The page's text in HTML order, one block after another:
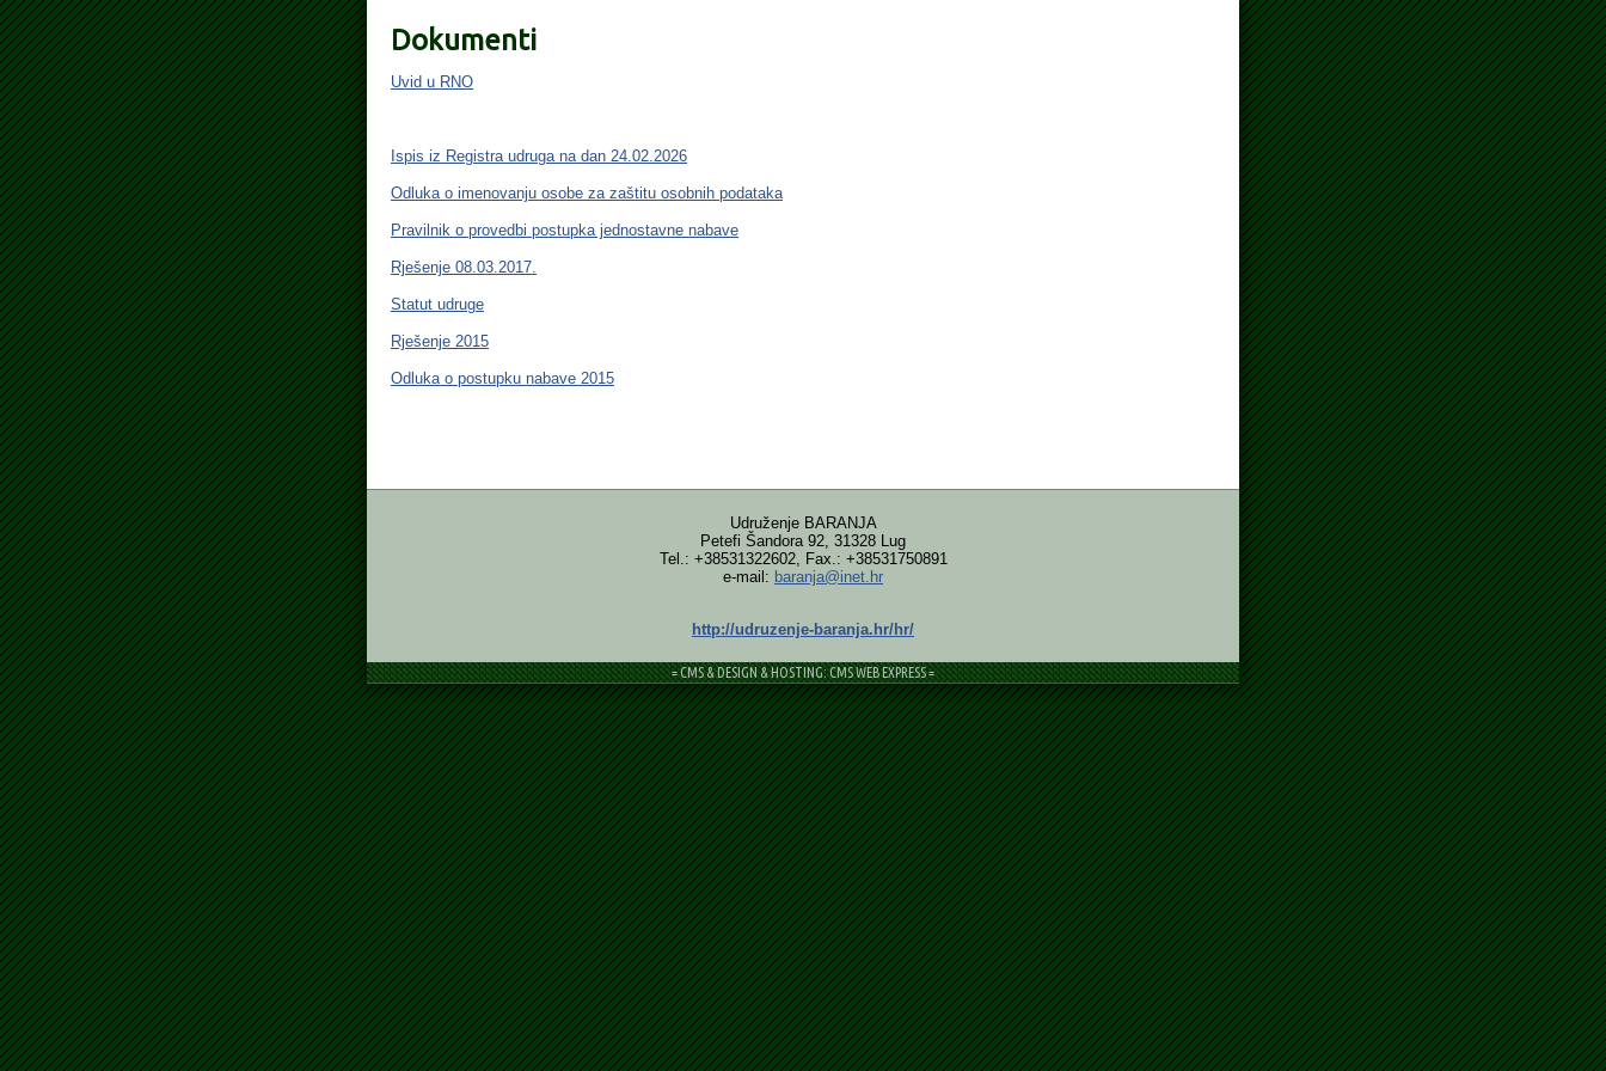
Dokumenti
Uvid u RNO
Ispis iz Registra udruga na dan 24.02.2026
Odluka o imenovanju osobe za zaštitu osobnih podataka
Pravilnik o provedbi postupka jednostavne nabave
Rješenje 08.03.2017.
Statut udruge
Rješenje 2015
Odluka o postupku nabave 2015
Udruženje BARANJA
Petefi Šandora 92, 31328 Lug
Tel.: +38531322602, Fax.: +38531750891
e-mail: baranja@inet.hr
http://udruzenje-baranja.hr/hr/
= CMS & DESIGN & HOSTING: CMS WEB EXPRESS =